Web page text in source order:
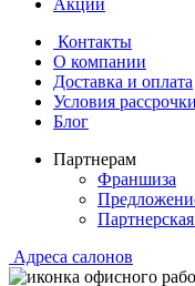
Акции
Контакты
О компании
Доставка и оплата
Условия рассрочки
Блог
Партнерам
Франшиза
Адреса салонов